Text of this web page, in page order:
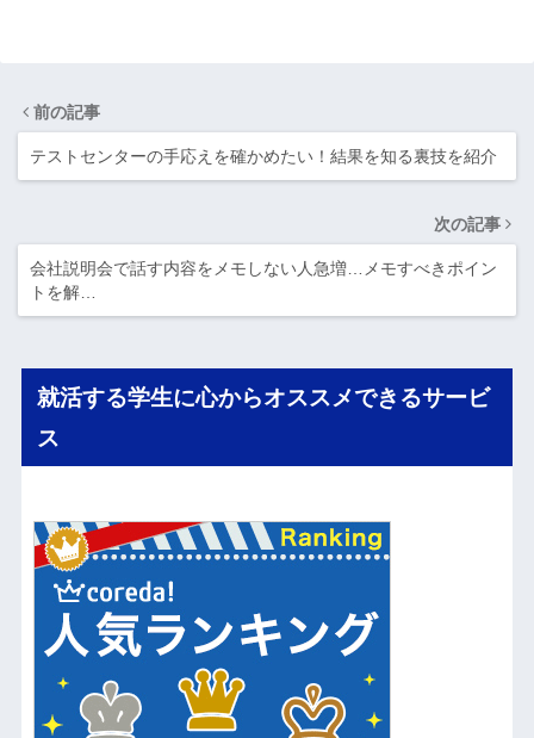
前の記事
テストセンターの手応えを確かめたい！結果を知る裏技を紹介
次の記事
会社説明会で話す内容をメモしない人急増…メモすべきポイン
トを解…
就活する学生に心からオススメできるサービ
ス